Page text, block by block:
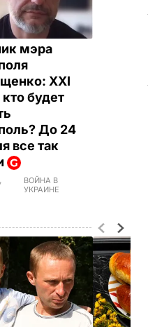
мэра
ХХІ
будет
До 24
все так
ВОЙНА В
УКРАИНЕ